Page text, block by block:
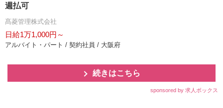
週払可
髙菱管理株式会社
日給1万1,000円～
アルバイト・パート / 契約社員 / 大阪府
続きはこちら
sponsored by 求人ボックス